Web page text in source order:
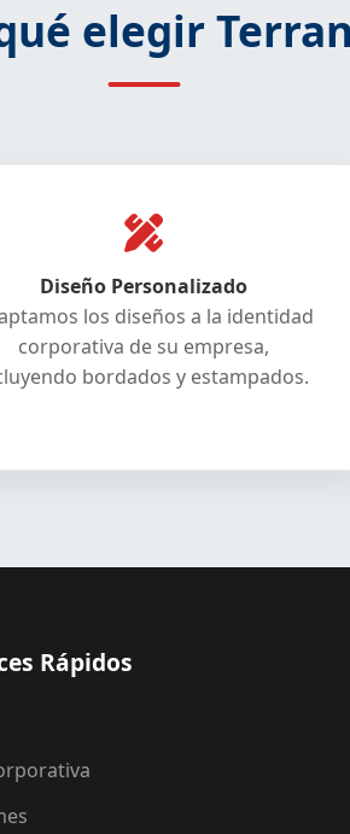
elegir
Diseño Personalizado
los diseños a la identidad
corporativa de su empresa,
bordados y estampados.
Rápidos